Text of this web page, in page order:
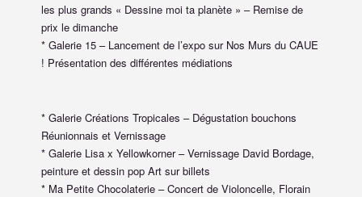
les plus grands « Dessine moi ta planète » – Remise de
prix le dimanche
* Galerie 15 – Lancement de l’expo sur Nos Murs du CAUE
! Présentation des différentes médiations
* Galerie Créations Tropicales – Dégustation bouchons
Réunionnais et Vernissage
* Galerie Lisa x Yellowkorner – Vernissage David Bordage,
peinture et dessin pop Art sur billets
* Ma Petite Chocolaterie – Concert de Violoncelle, Florain